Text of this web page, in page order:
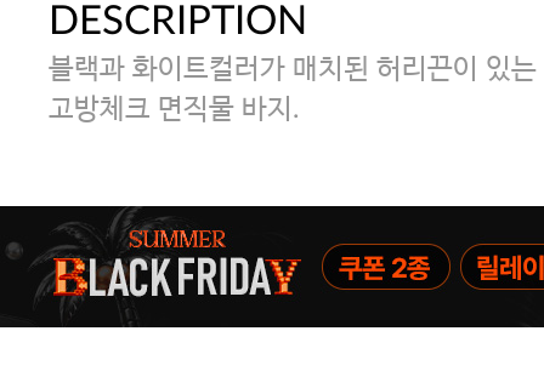
주말특가 20%(8.7~8.9)/5만원 이
[썸머블프] 1만원 할인 쿠폰(8.1~31)
DESCRIPTION
블랙과 화이트컬러가 매치된 허리끈이 있
고방체크 면직물 바지.